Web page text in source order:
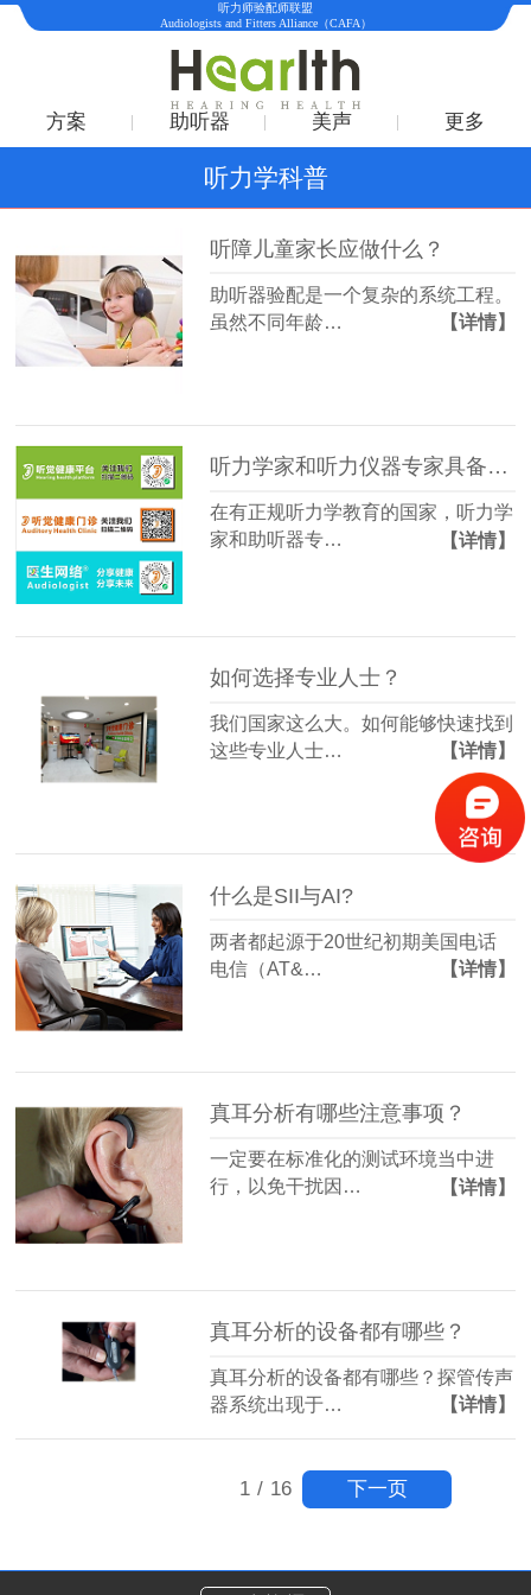
听力师验配师联盟
Audiologists and Fitters Alliance（CAFA）
方案 助听器 美声 更多
听力学科普
听障儿童家长应做什么？
助听器验配是一个复杂的系统工程。
虽然不同年龄…
【详情】
听力学家和听力仪器专家具备的能力有什么不同？
在有正规听力学教育的国家，听力学
家和助听器专…
【详情】
如何选择专业人士？
我们国家这么大。如何能够快速找到
这些专业人士…
【详情】
什么是SII与AI?
两者都起源于20世纪初期美国电话
电信（AT&…
【详情】
真耳分析有哪些注意事项？
一定要在标准化的测试环境当中进
行，以免干扰因…
【详情】
真耳分析的设备都有哪些？
真耳分析的设备都有哪些？探管传声
器系统出现于…
【详情】
1 / 16 下一页